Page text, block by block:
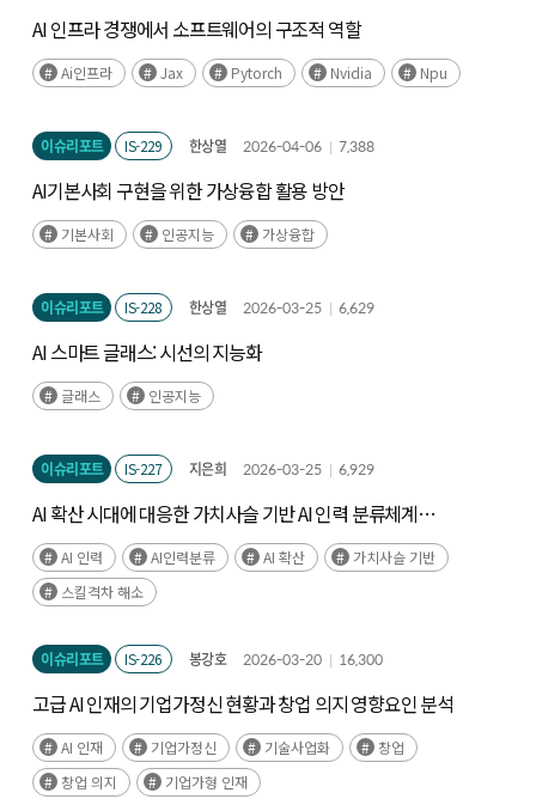
AI 인프라 경쟁에서 소프트웨어의 구조적 역할
Ai인프라 Jax Pytorch Nvidia Npu
이슈리포트 IS-229 한상열 2026-04-06 7,388
AI기본사회 구현을 위한 가상융합 활용 방안
기본사회 인공지능 가상융합
이슈리포트 IS-228 한상열 2026-03-25 6,629
AI 스마트 글래스: 시선의 지능화
글래스 인공지능
이슈리포트 IS-227 지은희 2026-03-25 6,929
AI 확산 시대에 대응한 가치사슬 기반 AI 인력 분류체계
재정립
AI 인력 AI인력분류 AI 확산
가치사슬 기반
스킬격차 해소
이슈리포트 IS-226 봉강호 2026-03-20 16,300
고급 AI 인재의 기업가정신 현황과 창업 의지 영향요인 분석
AI 인재 기업가정신 기술사업화
창업
창업 의지
기업가형 인재